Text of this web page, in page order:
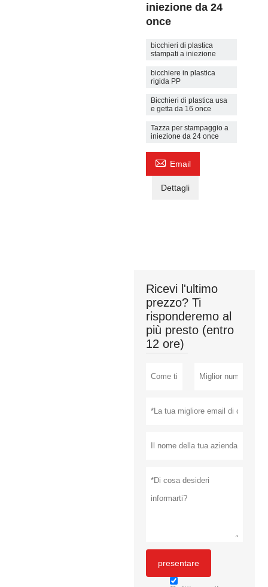
iniezione da 24
once
bicchieri di plastica
stampati a iniezione
bicchiere in plastica
rigida PP
Bicchieri di plastica usa
e getta da 16 once
Tazza per stampaggio a
iniezione da 24 once
 Email
Dettagli
Ricevi l'ultimo
prezzo? Ti
risponderemo al
più presto (entro
12 ore)
presentare